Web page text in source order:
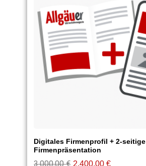
Digitales Firmenprofil + 2-seitige
Firmenpräsentation
3.000,00€ 2.400,00€